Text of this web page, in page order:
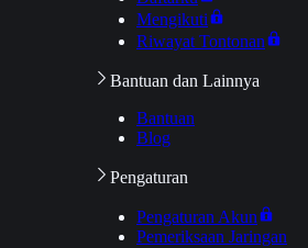
Mengikuti
Riwayat Tontonan
Bantuan dan Lainnya
Bantuan
Blog
Pengaturan
Pengaturan Akun
Pemeriksaan Jaringan